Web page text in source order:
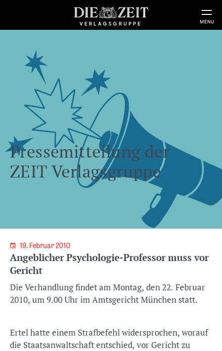
MENU
Pressemitteilung der
ZEIT Verlagsgruppe
19. Februar 2010
Angeblicher Psychologie-Professor muss vor
Gericht
Die Verhandlung findet am Montag, den 22. Februar
2010, um 9.00 Uhr im Amtsgericht München statt.
Ertel hatte einem Strafbefehl widersprochen, worauf
die Staatsanwaltschaft entschied, vor Gericht zu